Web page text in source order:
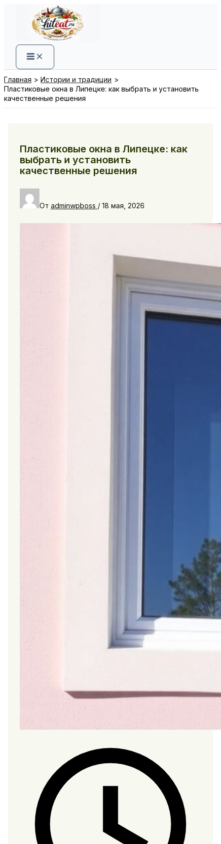
содержимому
Главная
Истории и традиции
Пластиковые окна в Липецке: как выбрать и установить
качественные решения
Пластиковые окна в Липецке: как
выбрать и установить
качественные решения
От adminwpboss / 18 мая, 2026